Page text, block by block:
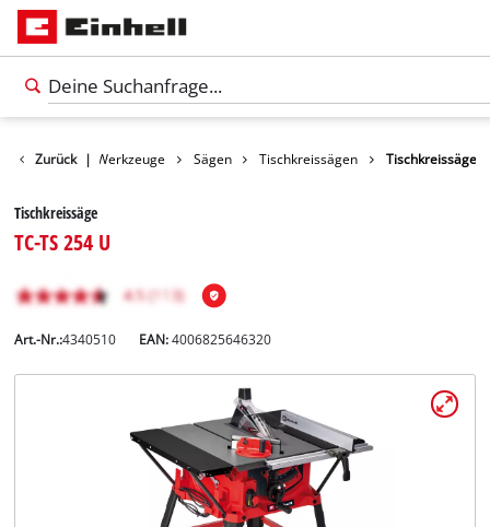
Zurück |
Produkte Werkzeuge Sägen Tischkreissägen Tischkreissäge
Tischkreissäge
TC-TS 254 U
Art.-Nr.:4340510 EAN:4006825646320